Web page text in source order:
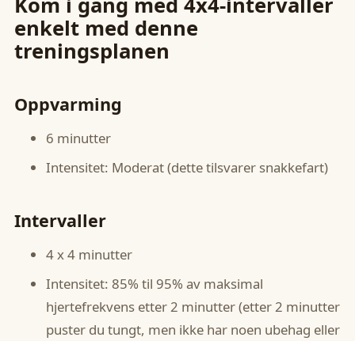
enkelt med denne
treningsplanen
Oppvarming
6 minutter
Intensitet: Moderat (dette tilsvarer snakkefart)
Intervaller
4 x 4 minutter
Intensitet: 85% til 95% av maksimal
hjertefrekvens etter 2 minutter (etter 2 minutter
puster du tungt, men ikke har noen ubehag eller